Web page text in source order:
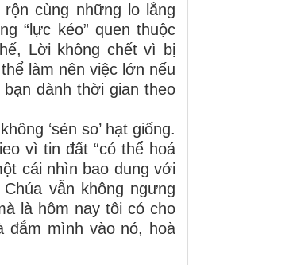
cùng những lo lắng
“lực kéo” quen thuộc
Lời không chết vì bị
làm nên việc lớn nếu
dành thời gian theo
‘sẻn so’ hạt giống.
vì tin đất “có thể hoá
cái nhìn bao dung với
vẫn không ngưng
là hôm nay tôi có cho
đắm mình vào nó, hoà